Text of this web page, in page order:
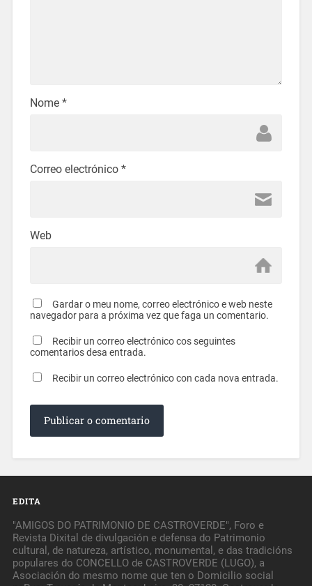
Nome *
Correo electrónico *
Web
Gardar o meu nome, correo electrónico e web neste
navegador para a próxima vez que faga un comentario.
Recibir un correo electrónico cos seguintes
comentarios desa entrada.
Recibir un correo electrónico con cada nova entrada.
EDITA
"AMIGOS DO PATRIMONIO DE CASTROVERDE", Foro e
Revista Dixital de divulgación e defensa do Patrimonio
cultural, de natureza, artístico, monumental, e das tradicións
populares do CONCELLO de CASTROVERDE (LUGO), a
Asociación do mesmo nome que ten o Domicilio social